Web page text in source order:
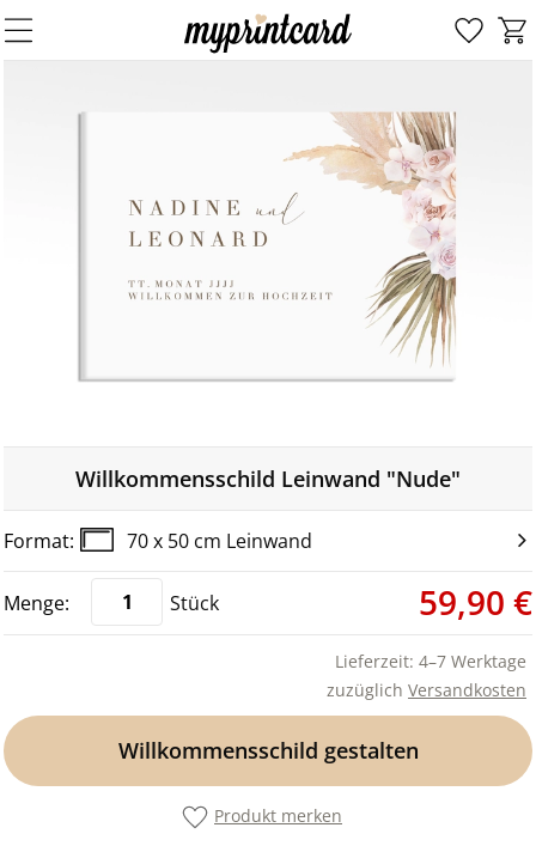
Willkommensschild Leinwand "Nude"
70 x 50 cm Leinwand
Stück 59,90 €
Lieferzeit: 4–7 Werktage
zuzüglich Versandkosten
Willkommensschild gestalten
Produkt merken